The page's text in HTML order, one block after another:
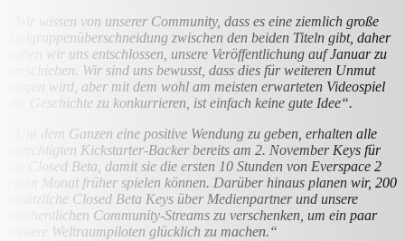
„Wir wissen von unserer Community, dass es eine ziemlich große
Zielgruppenüberschneidung zwischen den beiden Titeln gibt, daher
haben wir uns entschlossen, unsere Veröffentlichung auf Januar zu
verschieben. Wir sind uns bewusst, dass dies für weiteren Unmut
sorgen wird, aber mit dem wohl am meisten erwarteten Videospiel
der Geschichte zu konkurrieren, ist einfach keine gute Idee“.
„Um dem Ganzen eine positive Wendung zu geben, erhalten alle
berechtigten Kickstarter-Backer bereits am 2. November Keys für
die Closed Beta, damit sie die ersten 10 Stunden von Everspace 2
einen Monat früher spielen können. Darüber hinaus planen wir, 200
zusätzliche Closed Beta Keys über Medienpartner und unsere
wöchentlichen Community-Streams zu verschenken, um ein paar
weitere Weltraumpiloten glücklich zu machen.“